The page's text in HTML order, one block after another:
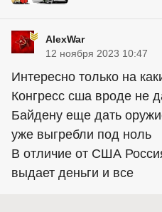
AlexWar
12 ноября 2023 10:47
Интересно только на
Конгресс сша вроде не
Байдену еще дать
уже выгребли под ноль
В отличие от США
выдает деньги и все